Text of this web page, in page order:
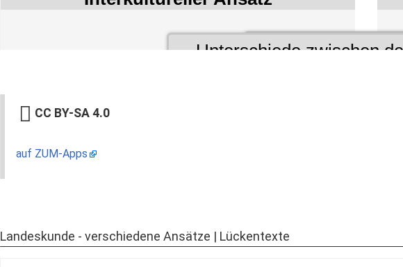
CC BY-SA 4.0
auf ZUM-Apps
Landeskunde - verschiedene Ansätze | Lückentexte